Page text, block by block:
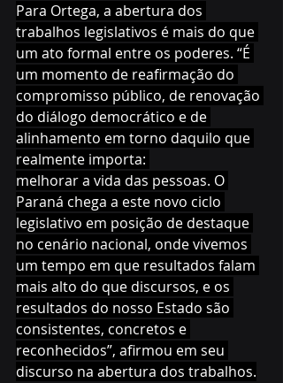
Para Ortega, a abertura dos
trabalhos legislativos é mais do que
um ato formal entre os poderes. “É
um momento de reafirmação do
compromisso público, de renovação
do diálogo democrático e de
alinhamento em torno daquilo que
realmente importa:
melhorar a vida das pessoas. O
Paraná chega a este novo ciclo
legislativo em posição de destaque
no cenário nacional, onde vivemos
um tempo em que resultados falam
mais alto do que discursos, e os
resultados do nosso Estado são
consistentes, concretos e
reconhecidos”, afirmou em seu
discurso na abertura dos trabalhos.